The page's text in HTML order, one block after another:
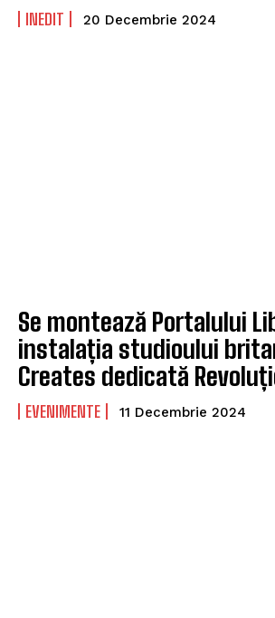
INEDIT 20 Decembrie 2024
Se montează Portalului
instalația studioului
Creates dedicată
EVENIMENTE 11 Decembrie 2024